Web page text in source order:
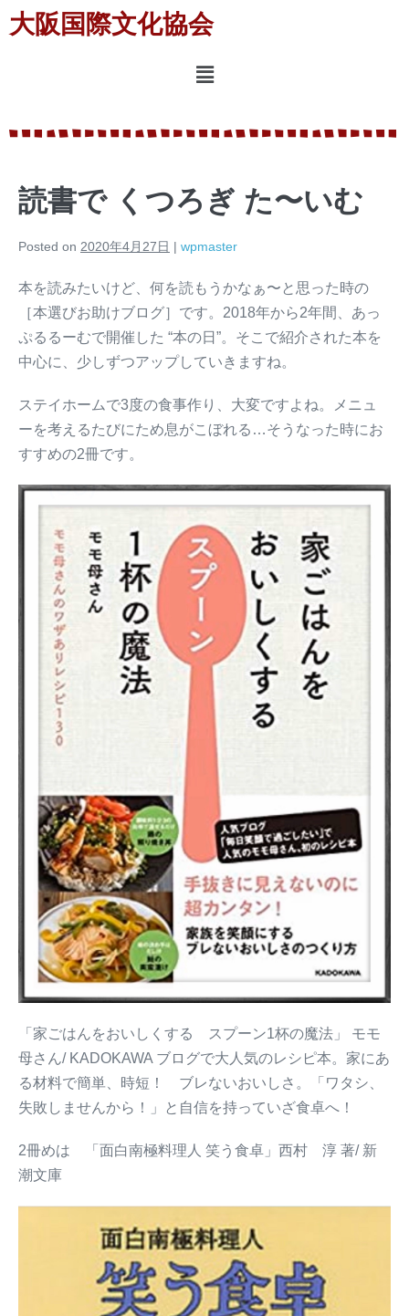
大阪国際文化協会
読書で くつろぎ た〜いむ
Posted on 2020年4月27日 | wpmaster
本を読みたいけど、何を読もうかなぁ〜と思った時の
［本選びお助けブログ］です。2018年から2年間、あっ
ぷるるーむで開催した “本の日”。そこで紹介された本を
中心に、少しずつアップしていきますね。
ステイホームで3度の食事作り、大変ですよね。メニュ
ーを考えるたびにため息がこぼれる…そうなった時にお
すすめの2冊です。
「家ごはんをおいしくする スプーン1杯の魔法」 モモ
母さん/ KADOKAWA ブログで大人気のレシピ本。家にあ
る材料で簡単、時短！ ブレないおいしさ。「ワタシ、
失敗しませんから！」と自信を持っていざ食卓へ！
2冊めは 「面白南極料理人 笑う食卓」西村 淳 著/ 新
潮文庫